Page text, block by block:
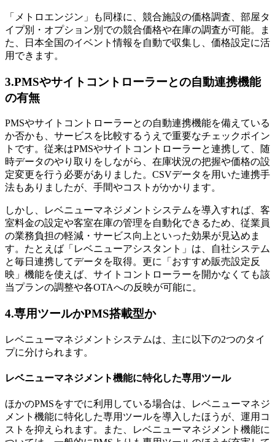
「メトロエンジン」も同様に、競合施設の価格調査、部屋タ
イプ別・オプション別での競合価格や在庫の調査が可能。ま
た、⽇本全国のイベント情報を⾃動で収集し、価格設定に活
用できます。
3.PMSやサイトコントローラーとの自動連携機能
の有無
PMSやサイトコントローラーとの自動連携機能を備えている
か否かも、サービスを比較するうえで重要なチェックポイン
トです。従来はPMSやサイトコントローラーと連携して、随
時データのやり取りをしながら、在庫状況の把握や価格の設
定変更を行う必要がありました。CSVデータを用いた連携手
法もありましたが、手間やコストがかかります。
しかし、レベニューマネジメントシステムを導入すれば、客
室料金の設定や客室在庫の管理を自動化できるため、従業員
の業務負担の軽減・サービス向上といった効果が見込めま
す。たとえば「レベニューアシスタント」は、自社システム
と毎日連携してデータを取得。更に「おすすめ販売設定反
映」機能を使えば、サイトコントローラーを開かなくても該
当プランの調整や各OTAへの反映が可能に。
4.専用ツールかPMS搭載型か
レベニューマネジメントシステムは、主に以下の2つのタイ
プに分けられます。
レベニューマネジメント機能に特化した専用ツール
ほかのPMSをすでに利用している場合は、レベニューマネジ
メント機能に特化した専用ツールを導入したほうが、運用コ
ストを抑えられます。また、レベニューマネジメント機能に